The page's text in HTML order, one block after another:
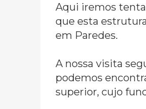
Aqui iremos
que esta
em Paredes.
A nossa visita
podemos
superior, cujo